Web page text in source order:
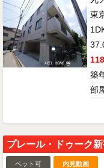
東
築
部
プレール・ドゥーク
ペット可 内見動画